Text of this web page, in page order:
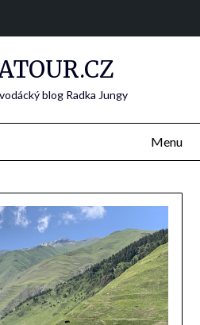
blog Radka Jungy
Menu